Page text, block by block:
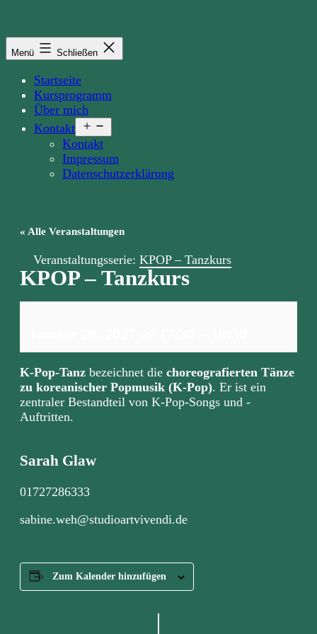
springen
Menü Schließen
Startseite
Kursprogramm
Über mich
Kontakt
öffnen
Kontakt
Impressum
Datenschutzerklärung
« Alle Veranstaltungen
Veranstaltungsserie: KPOP – Tanzkurs
KPOP – Tanzkurs
K-Pop-Tanz bezeichnet die choreografierten Tänze
zu koreanischer Popmusik (K-Pop). Er ist ein
zentraler Bestandteil von K-Pop-Songs und -
Auftritten.
Sarah Glaw
01727286333
sabine.weh@studioartvivendi.de
Zum Kalender hinzufügen